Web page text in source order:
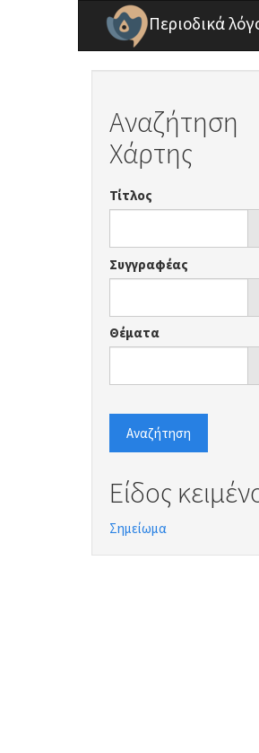
Παράκαμψη προς το κυρίως περιεχόμενο
Περιοδικά
Αναζήτηση
Χάρτης
Τίτλος
Συγγραφέας
Θέματα
Αναζήτηση
Είδος
Σημείωμα